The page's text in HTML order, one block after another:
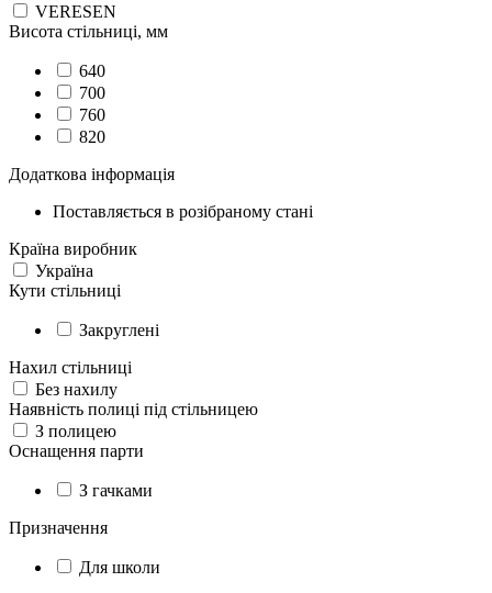
VERESEN
Висота стільниці, мм
640
700
760
820
Додаткова інформація
Поставляється в розібраному стані
Країна виробник
Україна
Кути стільниці
Закруглені
Нахил стільниці
Без нахилу
Наявність полиці під стільницею
З полицею
Оснащення парти
З гачками
Призначення
Для школи